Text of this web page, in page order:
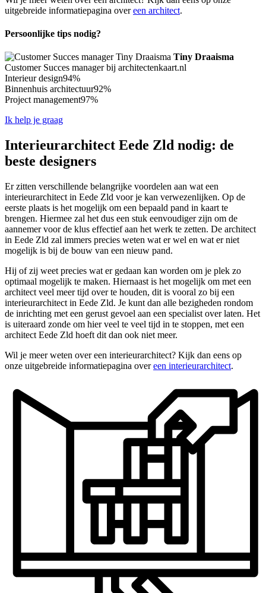
uitgebreide informatiepagina overeen architect.
Persoonlijke tips nodig?
Tiny Draaisma
Customer Succes manager bij architectenkaart.nl
Interieur design94%
Binnenhuis architectuur92%
Project management97%
Ik help je graag
Interieurarchitect Eede Zld nodig: de
beste designers
Er zitten verschillende belangrijke voordelen aan wat een
interieurarchitect in Eede Zld voor je kan verwezenlijken. Op de
eerste plaats is het mogelijk om een bepaald pand in kaart te
brengen. Hiermee zal het dus een stuk eenvoudiger zijn om de
aannemer voor de klus effectief aan het werk te zetten. De architect
in Eede Zld zal immers precies weten wat er wel en wat er niet
mogelijk is bij de bouw van een nieuw pand.
Hij of zij weet precies wat er gedaan kan worden om je plek zo
optimaal mogelijk te maken. Hiernaast is het mogelijk om met een
architect veel meer tijd over te houden, dit is vooral zo bij een
interieurarchitect in Eede Zld. Je kunt dan alle bezigheden rondom
de inrichting met een gerust gevoel aan een specialist over laten. Het
is uiteraard zonde om hier veel te veel tijd in te stoppen, met een
architect Eede Zld hoeft dit dan ook niet meer.
Wil je meer weten over een interieurarchitect? Kijk dan eens op
onze uitgebreide informatiepagina overeen interieurarchitect.